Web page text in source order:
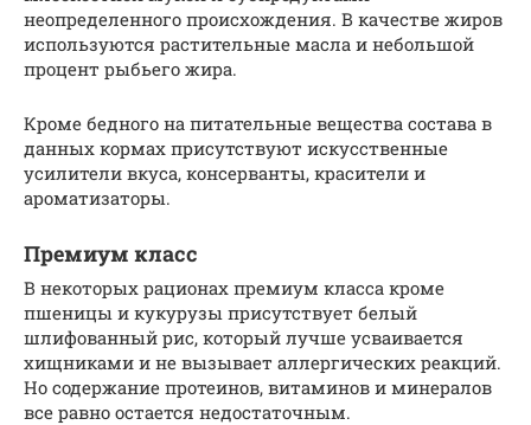
неопределенного происхождения. В качестве жиров
используются растительные масла и небольшой
процент рыбьего жира.
Кроме бедного на питательные вещества состава в
данных кормах присутствуют искусственные
усилители вкуса, консерванты, красители и
ароматизаторы.
Премиум класс
В некоторых рационах премиум класса кроме
пшеницы и кукурузы присутствует белый
шлифованный рис, который лучше усваивается
хищниками и не вызывает аллергических реакций.
Но содержание протеинов, витаминов и минералов
все равно остается недостаточным.